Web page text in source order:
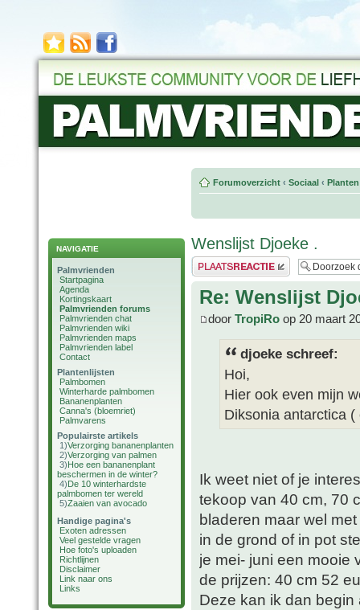
NAVIGATIE
Palmvrienden
Startpagina
Agenda
Kortingskaart
Palmvrienden forums
Palmvrienden chat
Palmvrienden wiki
Palmvrienden maps
Palmvrienden label
Contact
Plantenlijsten
Palmbomen
Winterharde palmbomen
Bananenplanten
Canna's (bloemriet)
Palmvarens
Populairste artikels
1)Verzorging bananenplanten
2)Verzorging van palmen
3)Hoe een bananenplant
beschermen in de winter?
4)De 10 winterhardste
palmbomen ter wereld
5)Zaaien van avocado
Handige pagina's
Exoten adressen
Veel gestelde vragen
Hoe foto's uploaden
Richtlijnen
Disclaimer
Link naar ons
Links
Forumoverzicht ‹ Sociaal ‹
Wenslijst Djoeke .
Plaats een reactie
Re: Wenslijst
door TropiRo op 20 maart
djoeke schreef:
Hoi,
Hier ook even mijn
Diksonia antarctica
Ik weet niet of je
tekoop van 40 cm, 70
bladeren maar wel
in de grond of in pot
je mei- juni een mooie
de prijzen: 40 cm 52
Deze kan ik dan